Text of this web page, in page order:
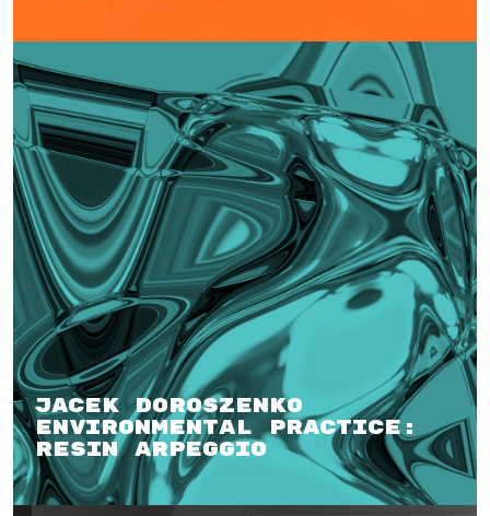
Jacek Doroszenko
Environmental Practice:
Resin Arpeggio